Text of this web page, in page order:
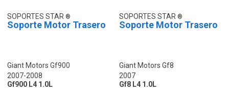
SOPORTES STAR
Soporte Motor Trasero
Giant Motors Gf900
2007-2008
Gf900 L4 1.0L
SOPORTES STAR
Soporte Motor Trasero
Giant Motors Gf8
2007
Gf8 L4 1.0L